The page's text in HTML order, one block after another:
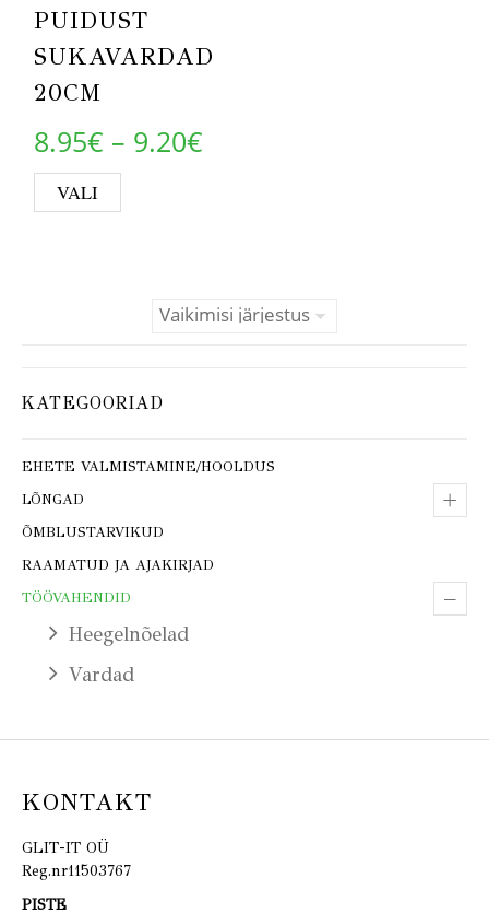
KATEGOORIAD
EHETE VALMISTAMINE/HOOLDUS
+
LÕNGAD
ÕMBLUSTARVIKUD
RAAMATUD JA AJAKIRJAD
–
TÖÖVAHENDID
Heegelnõelad
Vardad
PUIDUST
SUKAVARDAD
20CM
8.95€ – 9.20€
VALI
KONTAKT
GLIT-IT OÜ
Reg.nr11503767
PISTE